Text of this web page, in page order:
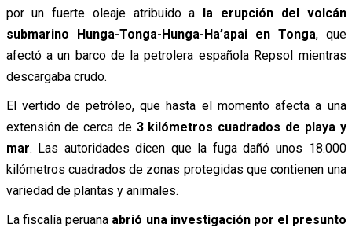
por un fuerte oleaje atribuido a la erupción del volcán
submarino Hunga-Tonga-Hunga-Ha’apai en Tonga, que
afectó a un barco de la petrolera española Repsol mientras
descargaba crudo.
El vertido de petróleo, que hasta el momento afecta a una
extensión de cerca de 3 kilómetros cuadrados de playa y
mar. Las autoridades dicen que la fuga dañó unos 18.000
kilómetros cuadrados de zonas protegidas que contienen una
variedad de plantas y animales.
La fiscalía peruana abrió una investigación por el presunto